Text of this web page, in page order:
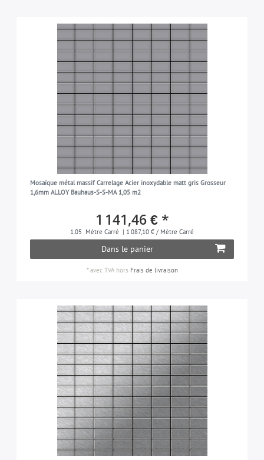
Mosaïque métal massif Carrelage Acier inoxydable matt gris Grosseur
1,6mm ALLOY Bauhaus-S-S-MA 1,05 m2
1 141,46 € *
1.05 Mètre Carré | 1 087,10 € / Mètre Carré
Dans le panier
*avec TVAhors Frais de livraison